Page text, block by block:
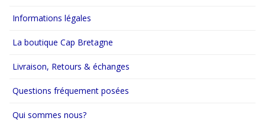
Informations légales
La boutique Cap Bretagne
Livraison, Retours & échanges
Questions fréquement posées
Qui sommes nous?